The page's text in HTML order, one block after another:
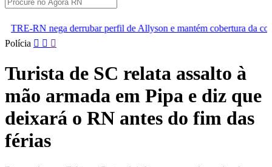
perfil de Allyson e mantém cobertura da convenção
Dupla
Pular
conteúdo
Polícia
Turista de SC relata assalto à
mão armada em Pipa e diz que
deixará o RN antes do fim das
férias